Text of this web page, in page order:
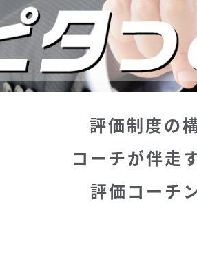
評価制度の
コーチが伴走
評価コーチ